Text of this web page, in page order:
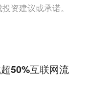
资建议或承诺。
50%互联网流